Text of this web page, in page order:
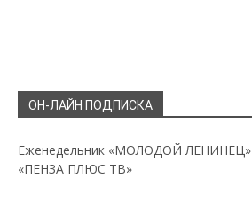
ОН-ЛАЙН ПОДПИСКА
Еженедельник «МОЛОДОЙ ЛЕНИНЕЦ»
«ПЕНЗА ПЛЮС ТВ»